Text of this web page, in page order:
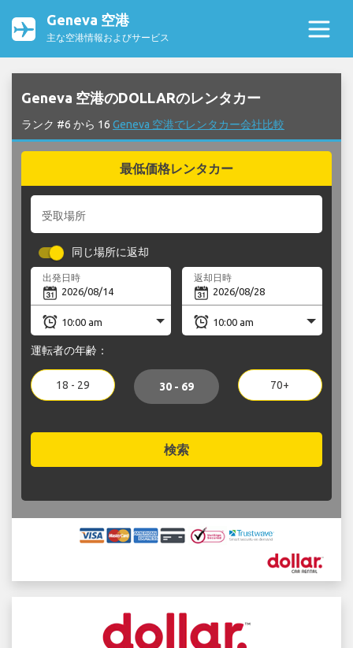
Geneva 空港
主な空港情報およびサービス
Geneva 空港のDOLLARのレンタカー
ランク #6 から 16 Geneva 空港でレンタカー会社比較
最低価格レンタカー
受取場所
同じ場所に返却
出発日時 返却日時
運転者の年齢：
18 - 29 30 - 69 70+
検索